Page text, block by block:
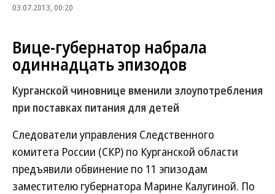
03.07.2013, 00:20
Вице-губернатор набрала
одиннадцать эпизодов
Курганской чиновнице вменили злоупотребления
при поставках питания для детей
Следователи управления Следственного
комитета России (СКР) по Курганской области
предъявили обвинение по 11 эпизодам
заместителю губернатора Марине Калугиной. По